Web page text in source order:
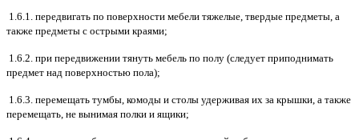
1.6.1. передвигать по поверхности мебели тяжелые, твердые предметы, а
также предметы с острыми краями;
1.6.2. при передвижении тянуть мебель по полу (следует приподнимать
предмет над поверхностью пола);
1.6.3. перемещать тумбы, комоды и столы удерживая их за крышки, а также
перемещать, не вынимая полки и ящики;